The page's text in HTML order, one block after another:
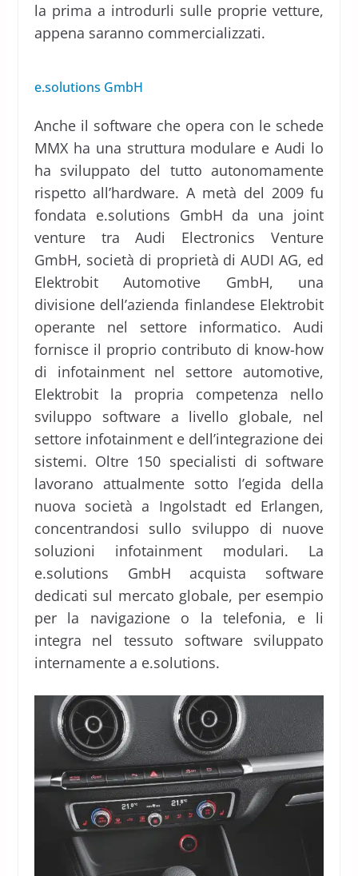
la prima a introdurli sulle proprie vetture,
appena saranno commercializzati.
e.solutions GmbH
Anche il software che opera con le schede
MMX ha una struttura modulare e Audi lo
ha sviluppato del tutto autonomamente
rispetto all’hardware. A metà del 2009 fu
fondata e.solutions GmbH da una joint
venture tra Audi Electronics Venture
GmbH, società di proprietà di AUDI AG, ed
Elektrobit Automotive GmbH, una
divisione dell’azienda finlandese Elektrobit
operante nel settore informatico. Audi
fornisce il proprio contributo di know-how
di infotainment nel settore automotive,
Elektrobit la propria competenza nello
sviluppo software a livello globale, nel
settore infotainment e dell’integrazione dei
sistemi. Oltre 150 specialisti di software
lavorano attualmente sotto l’egida della
nuova società a Ingolstadt ed Erlangen,
concentrandosi sullo sviluppo di nuove
soluzioni infotainment modulari. La
e.solutions GmbH acquista software
dedicati sul mercato globale, per esempio
per la navigazione o la telefonia, e li
integra nel tessuto software sviluppato
internamente a e.solutions.